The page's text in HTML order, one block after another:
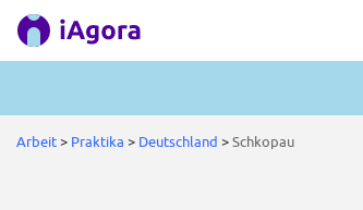
Arbeit> Praktika > Deutschland >Schkopau